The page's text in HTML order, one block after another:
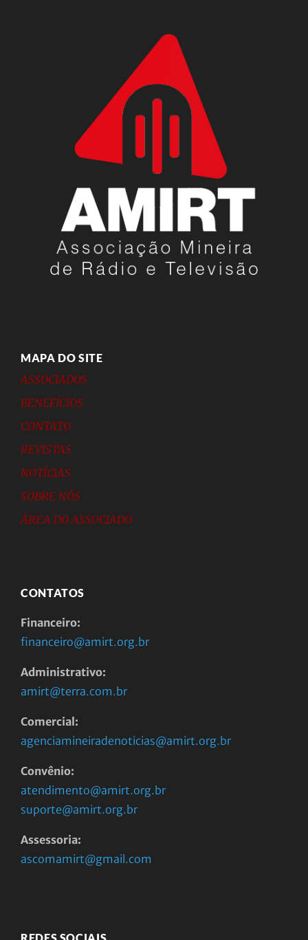
MAPA DO SITE
ASSOCIADOS
BENEFÍCIOS
CONTATO
REVISTAS
NOTÍCIAS
SOBRE NÓS
ÁREA DO ASSOCIADO
CONTATOS
Financeiro:
financeiro@amirt.org.br
Administrativo:
amirt@terra.com.br
Comercial:
agenciamineiradenoticias@amirt.org.br
Convênio:
atendimento@amirt.org.br
suporte@amirt.org.br
Assessoria:
ascomamirt@gmail.com